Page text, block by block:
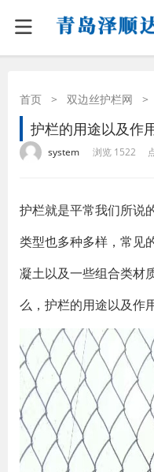
首页 > 双边丝护栏网 >
护栏的用途以及作
system 浏览 1522
护栏就是平常我们所说
类型也多种多样，常见
凝土以及一些组合类材
么，护栏的用途以及作